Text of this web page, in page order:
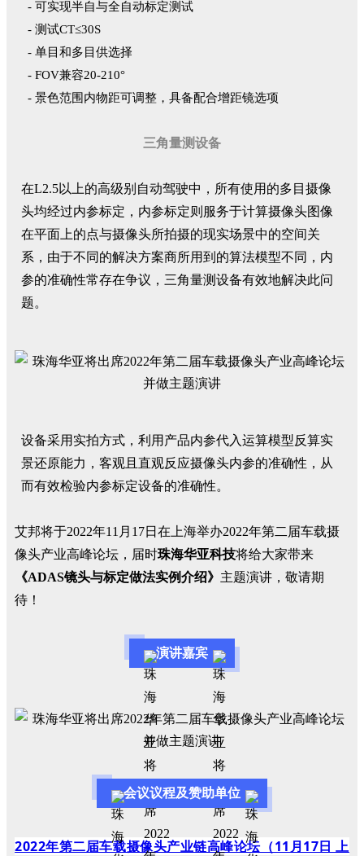
- 可实现半自与全自动标定测试
- 测试CT≤30S
- 单目和多目供选择
- FOV兼容20-210°
- 景色范围内物距可调整，具备配合增距镜选项
三角量测设备
在L2.5以上的高级别自动驾驶中，所有使用的多目摄像
头均经过内参标定，内参标定则服务于计算摄像头图像
在平面上的点与摄像头所拍摄的现实场景中的空间关
系，由于不同的解决方案商所用到的算法模型不同，内
参的准确性常存在争议，三角量测设备有效地解决此问
题。
设备采用实拍方式，利用产品内参代入运算模型反算实
景还原能力，客观且直观反应摄像头内参的准确性，从
而有效检验内参标定设备的准确性。
艾邦将于2022年11月17日在上海举办2022年第二届车载摄
像头产业高峰论坛，届时珠海华亚科技将给大家带来
《ADAS镜头与标定做法实例介绍》 主题演讲，敬请期
待！
演讲嘉宾
会议议程及赞助单位
2022年第二届车载摄像头产业链高峰论坛（11月17日 上